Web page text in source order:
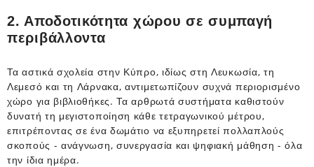
2. Αποδοτικότητα χώρου σε συμπαγή
περιβάλλοντα
Τα αστικά σχολεία στην Κύπρο, ιδίως στη Λευκωσία, τη
Λεμεσό και τη Λάρνακα, αντιμετωπίζουν συχνά περιορισμένο
χώρο για βιβλιοθήκες. Τα αρθρωτά συστήματα καθιστούν
δυνατή τη μεγιστοποίηση κάθε τετραγωνικού μέτρου,
επιτρέποντας σε ένα δωμάτιο να εξυπηρετεί πολλαπλούς
σκοπούς - ανάγνωση, συνεργασία και ψηφιακή μάθηση - όλα
την ίδια ημέρα.